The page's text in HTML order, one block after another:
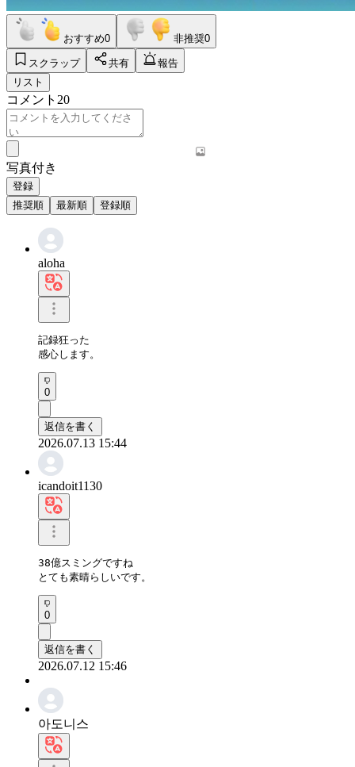
おすすめ0 非推奨0
スクラップ 共有
報告
リスト
コメント 20
写真付き
登録
推奨順
最新順 登録順
aloha
記録狂った
感心します。
0
返信を書く
2026.07.13 15:44
icandoit1130
38億スミングですね
とても素晴らしいです。
0
返信を書く
2026.07.12 15:46
아도니스